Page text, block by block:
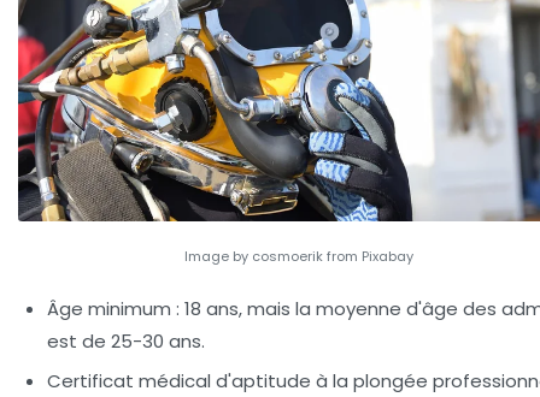
Image by cosmoerik from Pixabay
Âge minimum : 18 ans, mais la moyenne d'âge des
est de 25-30 ans.
Certificat médical d'aptitude à la plongée